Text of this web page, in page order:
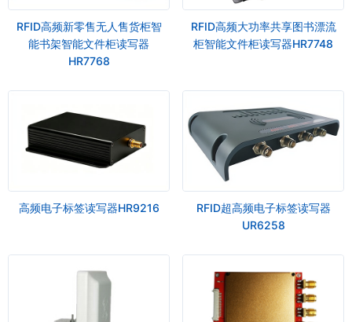
RFID高频新零售无人售货柜智
能书架智能文件柜读写器
HR7768
RFID高频大功率共享图书漂流
柜智能文件柜读写器HR7748
高频电子标签读写器HR9216
RFID超高频电子标签读写器
UR6258